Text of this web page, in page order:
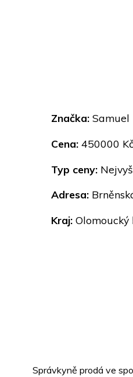
Značka: Samuel
Cena: 450000
Typ ceny:
Adresa:
Kraj: Olomoucký
Správkyně prodá ve